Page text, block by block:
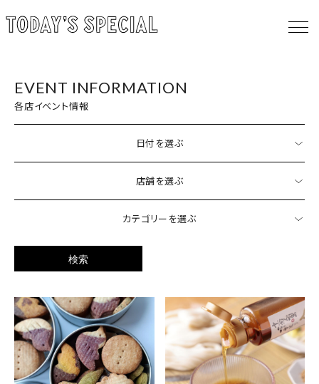
EVENT INFORMATION
各店イベント情報
日付を選ぶ
店舗を選ぶ
カテゴリーを選ぶ
検索